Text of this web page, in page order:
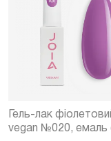
Гель-лак
vegan №020, емаль